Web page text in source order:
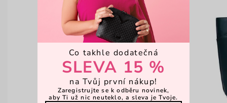
Co takhle dodatečná
SLEVA 15 %
na Tvůj první nákup!
Zaregistrujte se k odběru novinek,
aby Ti už nic neuteklo, a sleva je Tvoje.